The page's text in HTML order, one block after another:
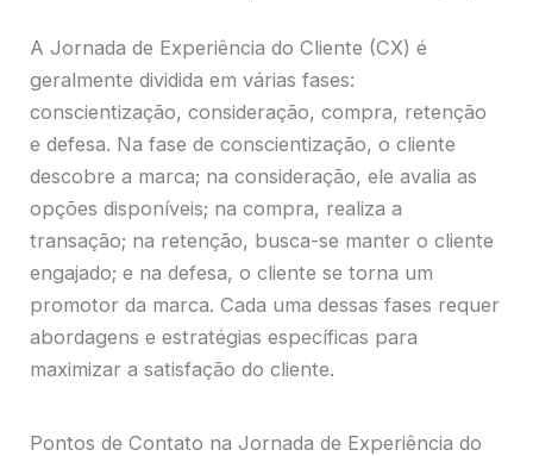
A Jornada de Experiência do Cliente (CX) é
geralmente dividida em várias fases:
conscientização, consideração, compra, retenção
e defesa. Na fase de conscientização, o cliente
descobre a marca; na consideração, ele avalia as
opções disponíveis; na compra, realiza a
transação; na retenção, busca-se manter o cliente
engajado; e na defesa, o cliente se torna um
promotor da marca. Cada uma dessas fases requer
abordagens e estratégias específicas para
maximizar a satisfação do cliente.
Pontos de Contato na Jornada de Experiência do